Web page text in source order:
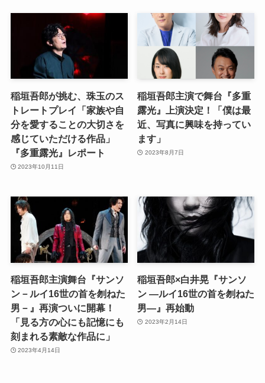
稲垣吾郎が挑む、珠玉のス
トレートプレイ「家族や自
分を愛することの大切さを
感じていただける作品」
『多重露光』レポート
2023年10月11日
稲垣吾郎主演で舞台『多重
露光』上演決定！「僕は最
近、写真に興味を持ってい
ます」
2023年8月7日
稲垣吾郎主演舞台『サンソ
ン－ルイ16世の首を刎ねた
男－』再演ついに開幕！
「見る方の心にも記憶にも
刻まれる素敵な作品に」
2023年4月14日
稲垣吾郎×白井晃『サンソ
ン —ルイ16世の首を刎ねた
男—』再始動
2023年2月14日